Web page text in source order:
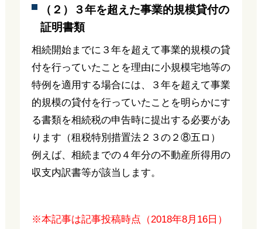
（２）３年を超えた事業的規模貸付の
証明書類
相続開始までに３年を超えて事業的規模の貸
付を行っていたことを理由に小規模宅地等の
特例を適用する場合には、３年を超えて事業
的規模の貸付を行っていたことを明らかにす
る書類を相続税の申告時に提出する必要があ
ります（租税特別措置法２３の２⑧五ロ）
例えば、相続までの４年分の不動産所得用の
収支内訳書等が該当します。
※本記事は記事投稿時点（2018年8月16日）